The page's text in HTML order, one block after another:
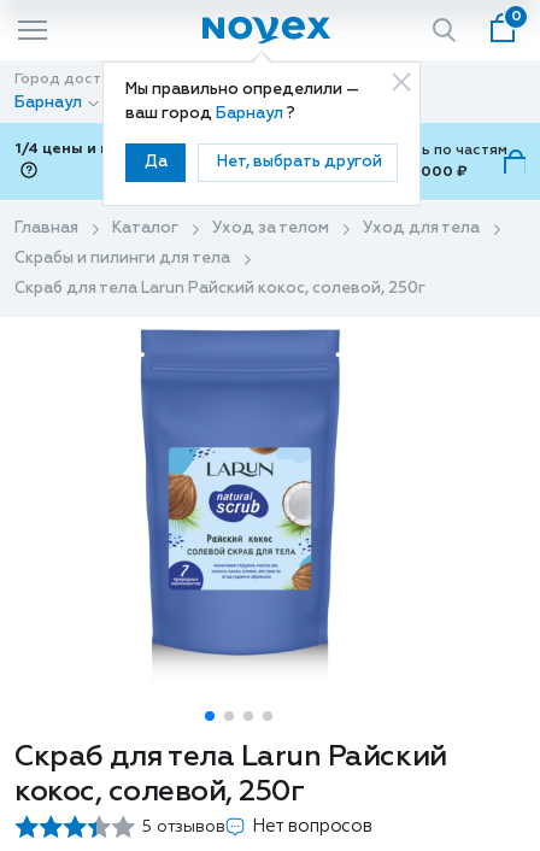
Мы правильно определили —
ваш город Барнаул ?
Да Нет, выбрать другой
0
Город доставки
Барнаул
Способ доставки
Доставка
1/4 цены и покупки ваши с Подели
Можно оплатить по частям
от 700 ₽ до 15,000 ₽
Главная Каталог Уход за телом
Уход для тела
Скрабы и пилинги для тела
Скраб для тела Larun Райский кокос, солевой, 250г
Скраб для тела Larun Райский
кокос, солевой, 250г
5 отзывов Нет вопросов